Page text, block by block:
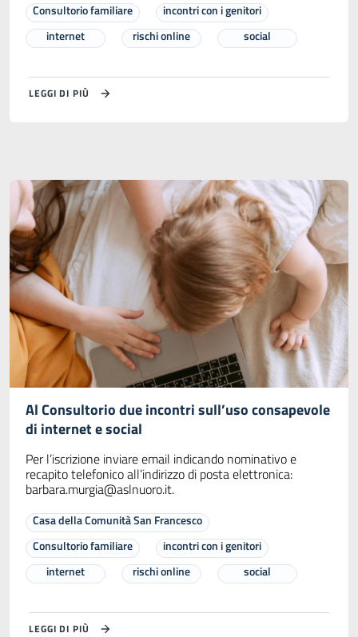
Consultorio familiare
incontri con i genitori
internet
rischi online social
LEGGI DI PIÙ
Al Consultorio due incontri sull’uso consapevole
di internet e social
Per l’iscrizione inviare email indicando nominativo e
recapito telefonico all’indirizzo di posta elettronica:
barbara.murgia@aslnuoro.it.
Casa della Comunità San Francesco
Consultorio familiare
incontri con i genitori
internet
rischi online social
LEGGI DI PIÙ